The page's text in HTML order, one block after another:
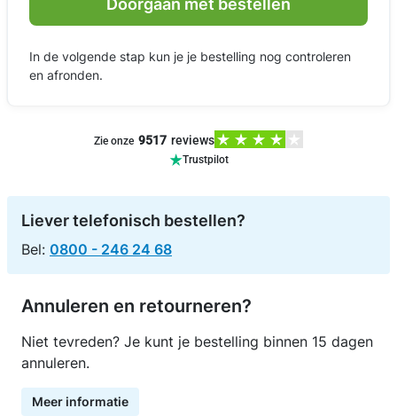
Doorgaan met bestellen
In de volgende stap kun je je bestelling nog controleren
en afronden.
Zie onze 9517 reviews
Trustpilot
Liever telefonisch bestellen?
Bel: 0800 - 246 24 68
Annuleren en retourneren?
Niet tevreden? Je kunt je bestelling binnen 15 dagen
annuleren.
Meer informatie